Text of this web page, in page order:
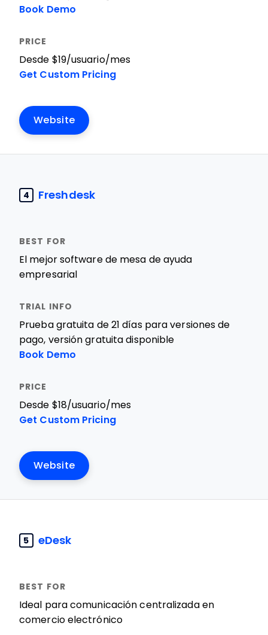
Book Demo
Desde $19/usuario/mes
Get Custom Pricing
Website
4 Freshdesk
El mejor software de mesa de ayuda
empresarial
Prueba gratuita de 21 días para versiones de
pago, versión gratuita disponible
Book Demo
Desde $18/usuario/mes
Get Custom Pricing
Website
5 eDesk
Ideal para comunicación centralizada en
comercio electrónico